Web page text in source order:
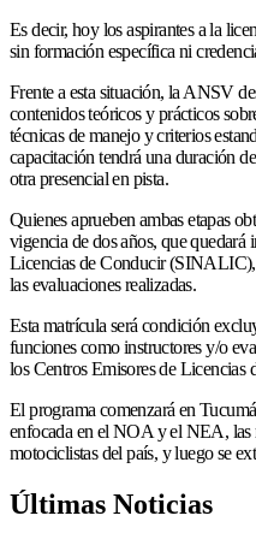
Es decir, hoy los aspirantes a la
sin formación específica ni
Frente a esta situación, la ANSV
contenidos teóricos y prácticos
técnicas de manejo y criterios
capacitación tendrá una duración
otra presencial en pista.
Quienes aprueben ambas etapas
vigencia de dos años, que quedará
Licencias de Conducir (SINALIC),
las evaluaciones realizadas.
Esta matrícula será condición
funciones como instructores y/o
los Centros Emisores de Licencias
El programa comenzará en
enfocada en el NOA y el NEA, las
motociclistas del país, y luego se
Últimas Noticias